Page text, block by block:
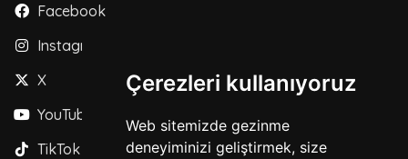
Çerezleri kullanıyoruz
Web sitemizde gezinme
deneyiminizi geliştirmek, size
Facebook
Instagram
X
YouTube
TikTok